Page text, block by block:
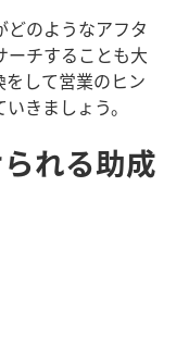
のようなアフタ
ーチすることも大
して営業のヒン
きましょう。
れる助成